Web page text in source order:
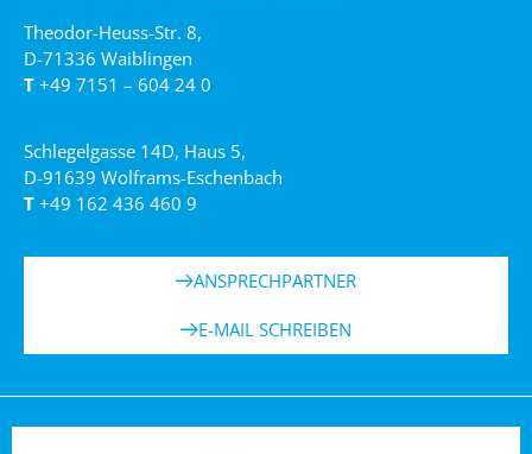
Theodor-Heuss-Str. 8,
D-71336 Waiblingen
T +49 7151 – 604 24 0
Schlegelgasse 14D, Haus 5,
D-91639 Wolframs-Eschenbach
T +49 162 436 460 9
ANSPRECHPARTNER
E-MAIL SCHREIBEN